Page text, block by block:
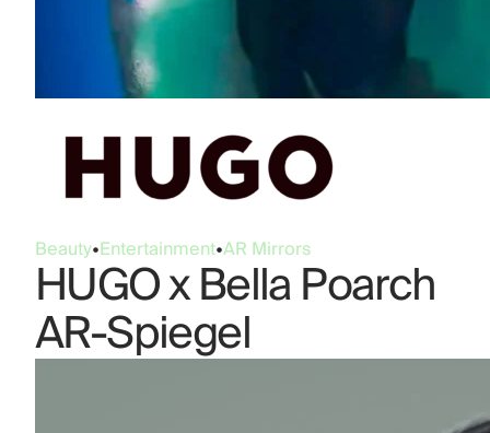
Beauty•Entertainment•AR Mirrors
HUGO x Bella Poarch
AR-Spiegel